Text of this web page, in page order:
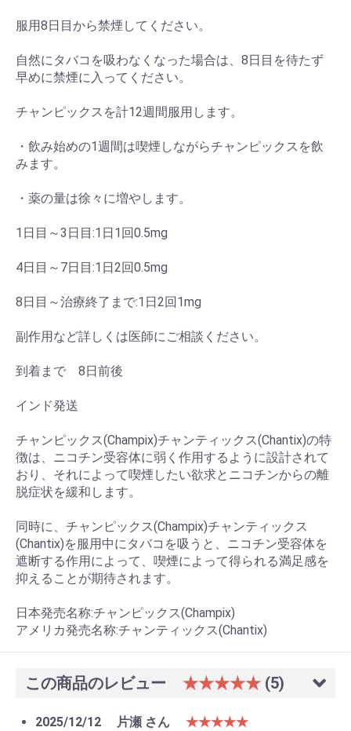
お買い物を続ける
服用8日目から禁煙してください。
自然にタバコを吸わなくなった場合は、8日目を待たず
早めに禁煙に入ってください。
チャンピックスを計12週間服用します。
・飲み始めの1週間は喫煙しながらチャンピックスを飲
みます。
・薬の量は徐々に増やします。
1日目～3日目:1日1回0.5mg
4日目～7日目:1日2回0.5mg
8日目～治療終了まで:1日2回1mg
副作用など詳しくは医師にご相談ください。
到着まで 8日前後
インド発送
チャンピックス(Champix)チャンティックス(Chantix)の特
徴は、ニコチン受容体に弱く作用するように設計されて
おり、それによって喫煙したい欲求とニコチンからの離
脱症状を緩和します。
同時に、チャンピックス(Champix)チャンティックス
(Chantix)を服用中にタバコを吸うと、ニコチン受容体を
遮断する作用によって、喫煙によって得られる満足感を
抑えることが期待されます。
日本発売名称:チャンピックス(Champix)
アメリカ発売名称:チャンティックス(Chantix)
この商品のレビュー ★★★★★ (5)
2025/12/12 片瀬 さん
★★★★★